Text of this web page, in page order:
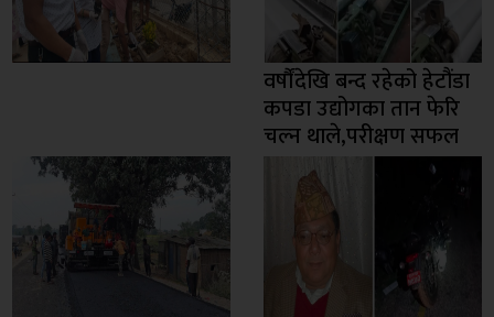
वर्षौंदेखि बन्द रहेको हेटौंडा
कपडा उद्योगका तान फेरि
चल्न थाले,परीक्षण सफल